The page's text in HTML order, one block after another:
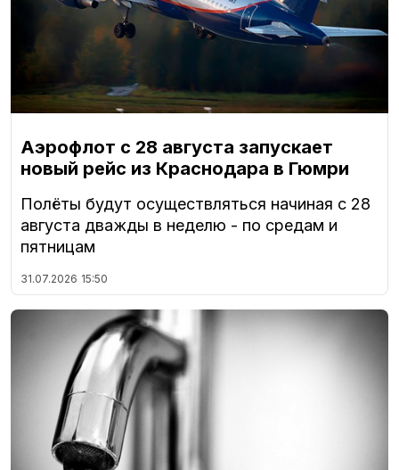
Аэрофлот с 28 августа запускает
новый рейс из Краснодара в Гюмри
Полёты будут осуществляться начиная с 28
августа дважды в неделю - по средам и
пятницам
31.07.2026 15:50